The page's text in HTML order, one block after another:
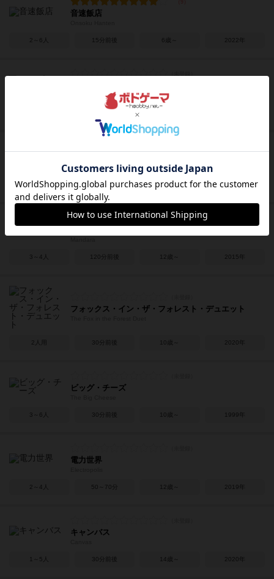
音速飯店
2～6人 15分前後 6歳～ 2022年
Tenka Meidou
2～4人 20～40分 10歳～ 2017年
3～4人 120分前後 12歳～ 2015年
フォックス・イン・ザ・フォレスト・デュエット
2人用 30分前後 10歳～ 2020年
ビッグ・チーズ
3～6人 30分前後 10歳～ 1999年
電力世界
2～4人 50～70分 12歳～ 2019年
キャンバス
1～5人 30分前後 14歳～ 2020年